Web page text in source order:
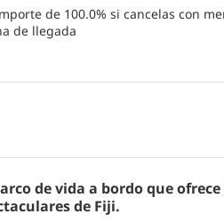
de 100.0% si cancelas con
de llegada
de vida a bordo que ofrece
de Fiji.